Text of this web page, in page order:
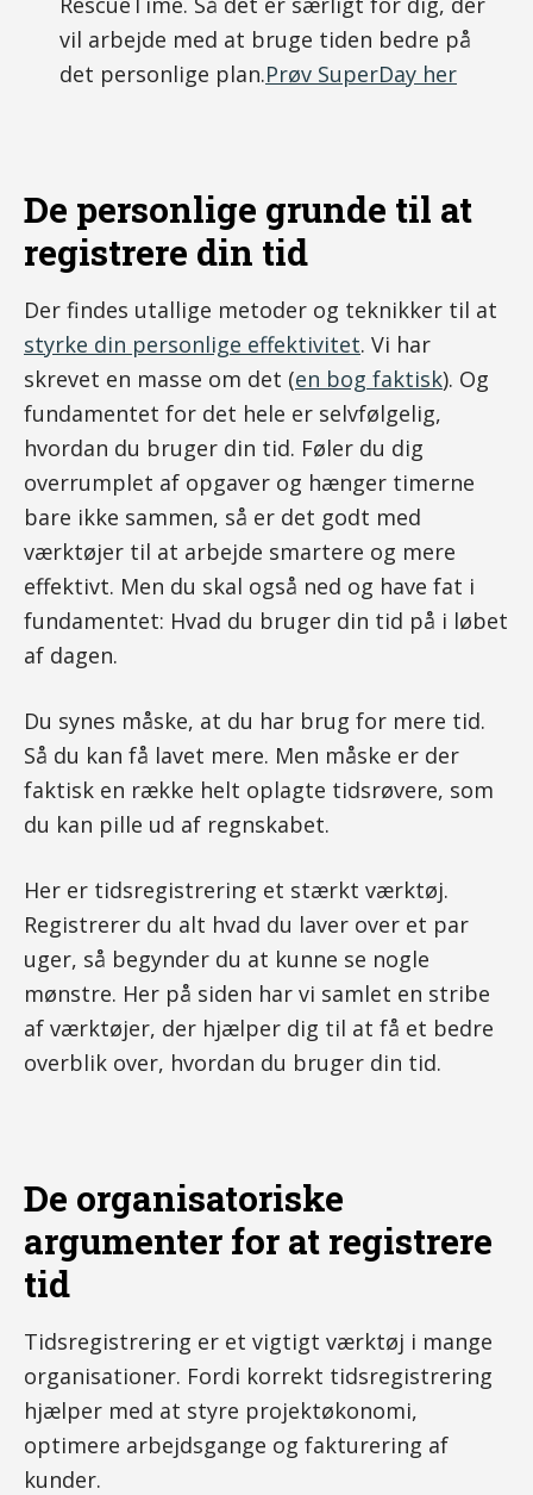
vil arbejde med at bruge tiden bedre på
det personlige plan.Prøv SuperDay her
De personlige grunde til at
registrere din tid
Der findes utallige metoder og teknikker til at
styrke din personlige effektivitet. Vi har
skrevet en masse om det (en bog faktisk). Og
fundamentet for det hele er selvfølgelig,
hvordan du bruger din tid. Føler du dig
overrumplet af opgaver og hænger timerne
bare ikke sammen, så er det godt med
værktøjer til at arbejde smartere og mere
effektivt. Men du skal også ned og have fat i
fundamentet: Hvad du bruger din tid på i løbet
af dagen.
Du synes måske, at du har brug for mere tid.
Så du kan få lavet mere. Men måske er der
faktisk en række helt oplagte tidsrøvere, som
du kan pille ud af regnskabet.
Her er tidsregistrering et stærkt værktøj.
Registrerer du alt hvad du laver over et par
uger, så begynder du at kunne se nogle
mønstre. Her på siden har vi samlet en stribe
af værktøjer, der hjælper dig til at få et bedre
overblik over, hvordan du bruger din tid.
De organisatoriske
argumenter for at registrere
tid
Tidsregistrering er et vigtigt værktøj i mange
organisationer. Fordi korrekt tidsregistrering
hjælper med at styre projektøkonomi,
optimere arbejdsgange og fakturering af
kunder.